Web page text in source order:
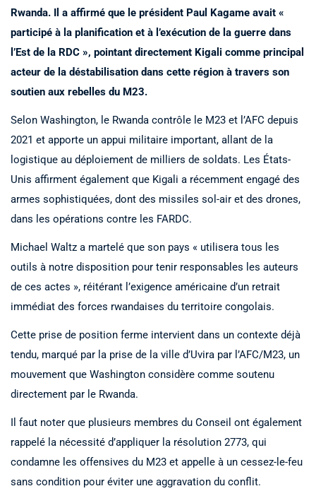
Rwanda. Il a affirmé que le président Paul Kagame avait «
participé à la planification et à l’exécution de la guerre dans
l’Est de la RDC », pointant directement Kigali comme principal
acteur de la déstabilisation dans cette région à travers son
soutien aux rebelles du M23.
Selon Washington, le Rwanda contrôle le M23 et l’AFC depuis
2021 et apporte un appui militaire important, allant de la
logistique au déploiement de milliers de soldats. Les États-
Unis affirment également que Kigali a récemment engagé des
armes sophistiquées, dont des missiles sol-air et des drones,
dans les opérations contre les FARDC.
Michael Waltz a martelé que son pays « utilisera tous les
outils à notre disposition pour tenir responsables les auteurs
de ces actes », réitérant l’exigence américaine d’un retrait
immédiat des forces rwandaises du territoire congolais.
Cette prise de position ferme intervient dans un contexte déjà
tendu, marqué par la prise de la ville d’Uvira par l’AFC/M23, un
mouvement que Washington considère comme soutenu
directement par le Rwanda.
Il faut noter que plusieurs membres du Conseil ont également
rappelé la nécessité d’appliquer la résolution 2773, qui
condamne les offensives du M23 et appelle à un cessez-le-feu
sans condition pour éviter une aggravation du conflit.